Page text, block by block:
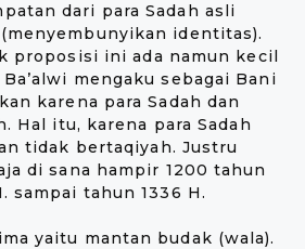
dari para Sadah asli
identitas).
proposisi ini ada namun kecil
mengaku sebagai Bani
karena para Sadah dan
Hal itu, karena para Sadah
tidak bertaqiyah. Justru
di sana hampir 1200 tahun
sampai tahun 1336 H.
yaitu mantan budak (wala).